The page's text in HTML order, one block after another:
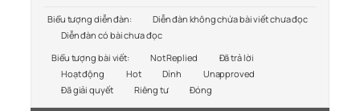
Biểu tượng diễn đàn:
Diễn đàn không chứa bài viết chưa đọc
Diễn đàn có bài chưa đọc
Biểu tượng bài viết:
Not Replied
Đã trả lời
Hoạt động
Hot Dính
Unapproved
Đã giải quyết
Riêng tư Đóng